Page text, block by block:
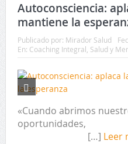
Autoconsciencia:
mantiene la
Publicado por: Mirador Salud
En: Coaching Integral, Salud y
«Cuando abrimos
[…] Leer